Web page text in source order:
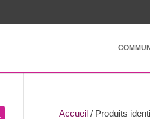
Accueil/ Produits